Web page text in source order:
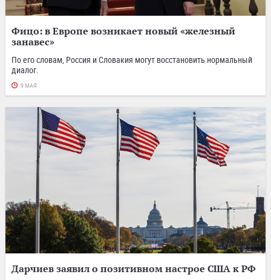
Фицо: в Европе возникает новый «железный
занавес»
По его словам, Россия и Словакия могут восстановить нормальный
диалог.
9 МАЯ
Дарчиев заявил о позитивном настрое США к РФ